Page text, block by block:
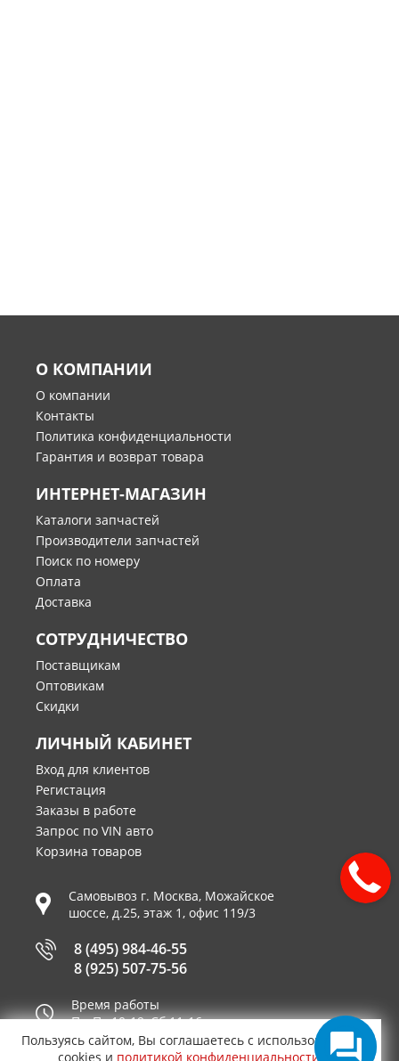
О КОМПАНИИ
О компании
Контакты
Политика конфиденциальности
Гарантия и возврат товара
ИНТЕРНЕТ-МАГАЗИН
Каталоги запчастей
Производители запчастей
Поиск по номеру
Оплата
Доставка
СОТРУДНИЧЕСТВО
Поставщикам
Оптовикам
Скидки
ЛИЧНЫЙ КАБИНЕТ
Вход для клиентов
Регистация
Заказы в работе
Запрос по VIN авто
Корзина товаров
Самовывоз г. Москва, Можайское
шоссе, д.25, этаж 1, офис 119/3
8 (495) 984-46-55
8 (925) 507-75-56
Время работы
Пн-Пт 10-19, Сб 11-16
Принимаем к оплате
Пользуясь сайтом, Вы соглашаетесь с использованием
cookies и политикой конфиденциальности